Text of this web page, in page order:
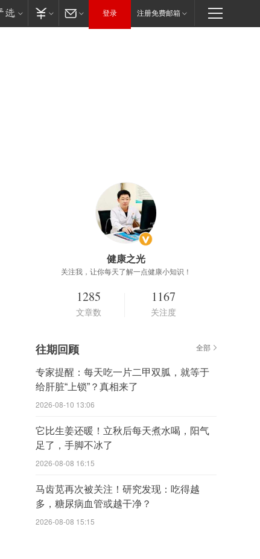
登录 注册免费邮箱
健康之光
关注我，让你每天了解一点健康小知识！
1285
文章数
1167
关注度
往期回顾 全部
专家提醒：每天吃一片二甲双胍，就等于
给肝脏“上锁”？真相来了
2026-08-10 13:06
它比生姜还暖！立秋后每天煮水喝，阳气
足了，手脚不冰了
2026-08-08 16:15
马齿苋再次被关注！研究发现：吃得越
多，糖尿病血管或越干净？
2026-08-08 15:15